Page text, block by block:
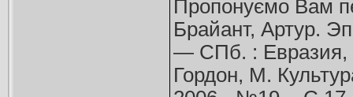
Пропонуємо Вам
Брайант, Артур.
— СПб. : Евразия,
Гордон, М.